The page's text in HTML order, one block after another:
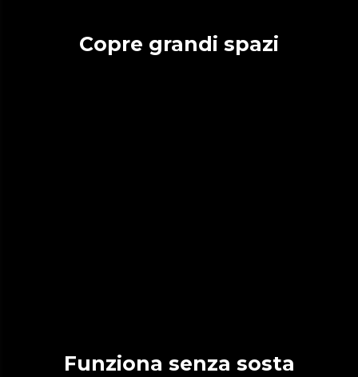
Copre grandi spazi
Funziona senza sosta